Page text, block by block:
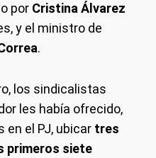
por Cristina Álvarez
y el ministro de
.
los sindicalistas
les había ofrecido,
en el PJ, ubicar tres
primeros siete